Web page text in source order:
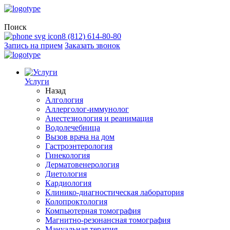
Поиск
8 (812) 614-80-80
Запись на прием Заказать звонок
Услуги
Назад
Алгология
Аллерголог-иммунолог
Анестезиология и реанимация
Водолечебница
Вызов врача на дом
Гастроэнтерология
Гинекология
Дерматовенерология
Диетология
Кардиология
Клинико-диагностическая лаборатория
Колопроктология
Компьютерная томография
Магнитно-резонансная томография